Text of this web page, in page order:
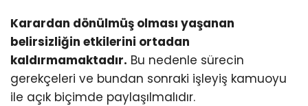
Karardan dönülmüş olması yaşanan
belirsizliğin etkilerini ortadan
kaldırmamaktadır. Bu nedenle sürecin
gerekçeleri ve bundan sonraki işleyiş kamuoyu
ile açık biçimde paylaşılmalıdır.